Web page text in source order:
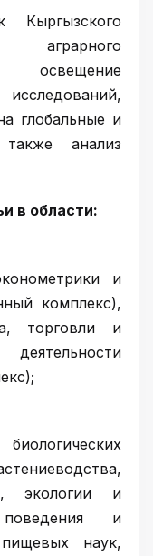
Кыргызcкого
освещение
глобальные и
анализ
в области:
и
комплекс),
торговли и
экологии и
и
наук,